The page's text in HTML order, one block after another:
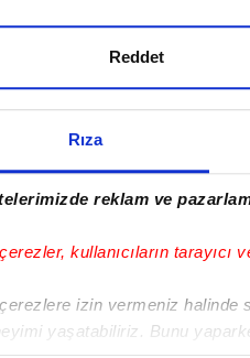
Rıza
reklam ve
kullanıcıların tarayıcı
izin vermeniz halinde
yaşatabiliriz. Bunu
Reddet